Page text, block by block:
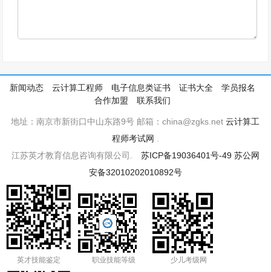
新闻动态 云计算工程师 电子信息类证书 证书大全
学员报名
合作加盟
联系我们
地址：南京市新街口中山东路9号 邮箱：china@zgks.net云计算工
程师考试网 .
江苏英才教育信息咨询有限公司. 苏ICP备19036401号-49 苏公网
安备32010202010892号
英才技能鉴定 职业技能等级 少儿考级网